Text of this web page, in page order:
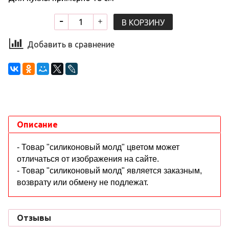
В КОРЗИНУ
Добавить в сравнение
Описание
- Товар "силиконовый молд" цветом может
отличаться от изображения на сайте.
- Товар "силиконовый молд" является заказным,
возврату или обмену не подлежат.
Отзывы